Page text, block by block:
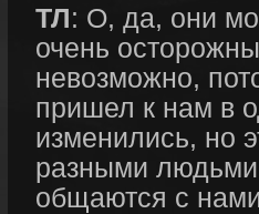
ТЛ: О, да, они
очень
невозможно,
пришел к нам в
изменились, но
разными
общаются с